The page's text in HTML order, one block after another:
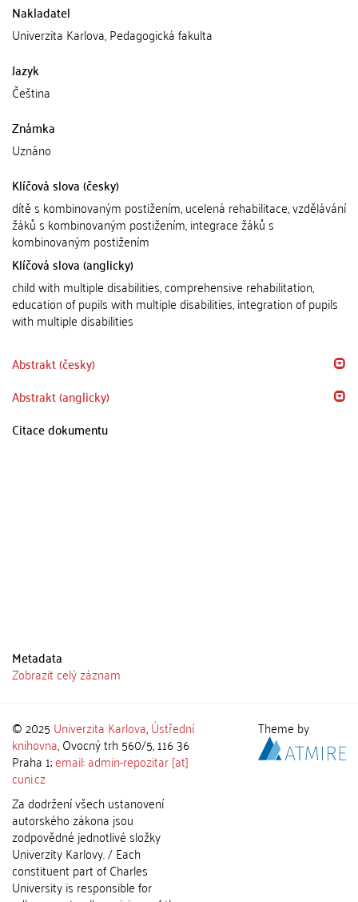
Nakladatel
Univerzita Karlova, Pedagogická fakulta
Jazyk
Čeština
Známka
Uznáno
Klíčová slova (česky)
dítě s kombinovaným postižením, ucelená rehabilitace, vzdělávání
žáků s kombinovaným postižením, integrace žáků s
kombinovaným postižením
Klíčová slova (anglicky)
child with multiple disabilities, comprehensive rehabilitation,
education of pupils with multiple disabilities, integration of pupils
with multiple disabilities
Abstrakt (česky)
Abstrakt (anglicky)
Citace dokumentu
Metadata
Zobrazit celý záznam
© 2025 Univerzita Karlova,Ústřední
knihovna, Ovocný trh 560/5, 116 36
Praha 1;email: admin-repozitar [at]
cuni.cz
Za dodržení všech ustanovení
autorského zákona jsou
zodpovědné jednotlivé složky
Univerzity Karlovy. / Each
constituent part of Charles
University is responsible for
Theme by